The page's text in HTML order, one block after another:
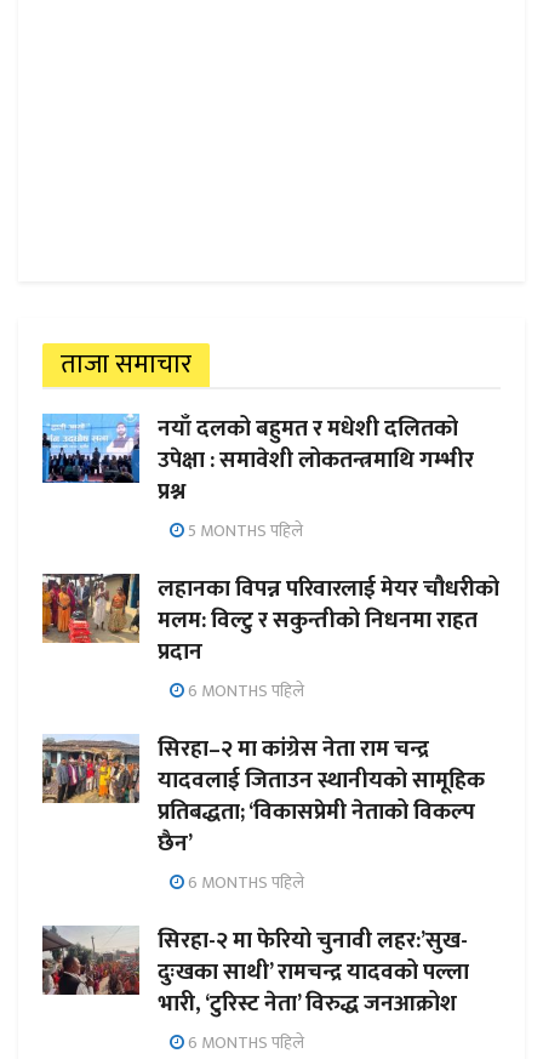
ताजा समाचार
नयाँ दलको बहुमत र मधेशी दलितको
उपेक्षा : समावेशी लोकतन्त्रमाथि गम्भीर
प्रश्न
5 MONTHS पहिले
लहानका विपन्न परिवारलाई मेयर चौधरीको
मलम: विल्टु र सकुन्तीको निधनमा राहत
प्रदान
6 MONTHS पहिले
सिरहा–२ मा कांग्रेस नेता राम चन्द्र
यादवलाई जिताउन स्थानीयको सामूहिक
प्रतिबद्धता; ‘विकासप्रेमी नेताको विकल्प
छैन’
6 MONTHS पहिले
सिरहा-२ मा फेरियो चुनावी लहर:’सुख-
दुःखका साथी’ रामचन्द्र यादवको पल्ला
भारी, ‘टुरिस्ट नेता’ विरुद्ध जनआक्रोश
6 MONTHS पहिले